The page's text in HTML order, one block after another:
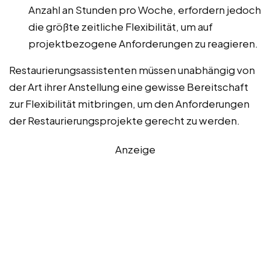
Anzahl an Stunden pro Woche, erfordern jedoch
die größte zeitliche Flexibilität, um auf
projektbezogene Anforderungen zu reagieren.
Restaurierungsassistenten müssen unabhängig von
der Art ihrer Anstellung eine gewisse Bereitschaft
zur Flexibilität mitbringen, um den Anforderungen
der Restaurierungsprojekte gerecht zu werden.
Anzeige